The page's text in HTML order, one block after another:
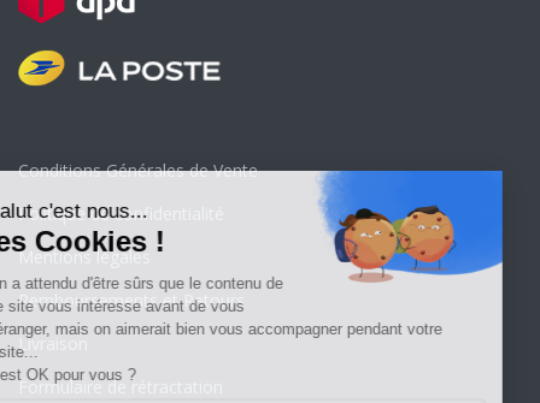
Conditions Générales de Vente
Politique de confidentialité
Mentions légales
Remboursements et Retours
Livraison
Formulaire de rétractation